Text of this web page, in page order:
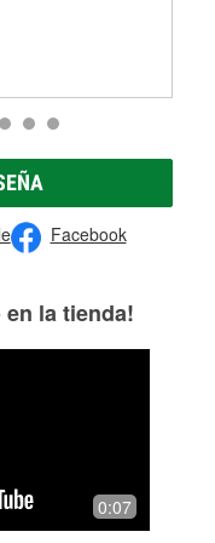
Facebook
en la tienda!
0:07